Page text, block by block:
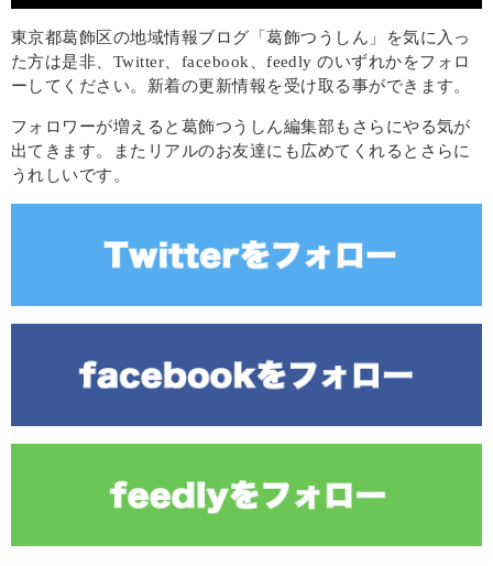
東京都葛飾区の地域情報ブログ「葛飾つうしん」を気に入っ
た方は是非、Twitter、facebook、feedly のいずれかをフォロ
ーしてください。新着の更新情報を受け取る事ができます。
フォロワーが増えると葛飾つうしん編集部もさらにやる気が
出てきます。またリアルのお友達にも広めてくれるとさらに
うれしいです。